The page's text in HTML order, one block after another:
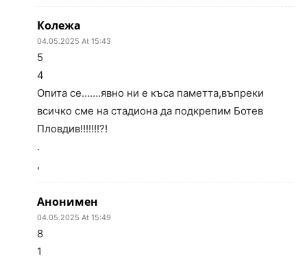
Колежа
04.05.2025 At 15:43
5
4
Опита се…….явно ни е къса паметта,въпреки
всичко сме на стадиона да подкрепим Ботев
Пловдив!!!!!!!?!
.
,
Анонимен
04.05.2025 At 15:49
8
1